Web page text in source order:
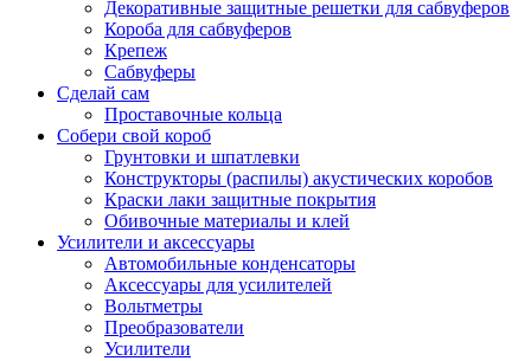
Декоративные защитные решетки для сабвуферов
Короба для сабвуферов
Крепеж
Сабвуферы
Сделай сам
Проставочные кольца
Собери свой короб
Грунтовки и шпатлевки
Конструкторы (распилы) акустических коробов
Краски лаки защитные покрытия
Обивочные материалы и клей
Усилители и аксессуары
Автомобильные конденсаторы
Аксессуары для усилителей
Вольтметры
Преобразователи
Усилители